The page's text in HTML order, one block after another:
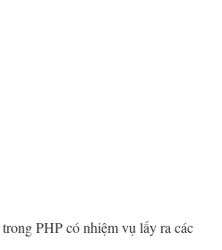
trong PHP có nhiệm vụ lấy ra các